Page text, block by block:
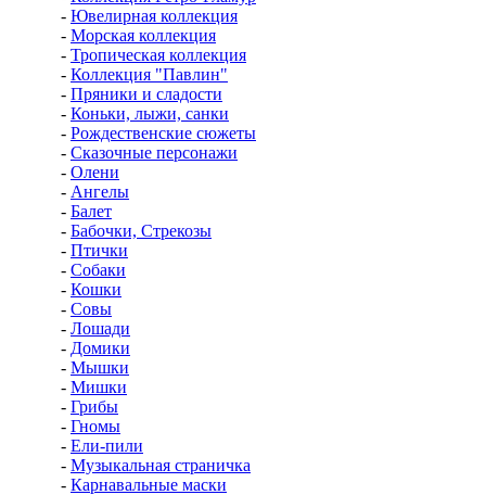
- Ювелирная коллекция
- Морская коллекция
- Тропическая коллекция
- Коллекция "Павлин"
- Пряники и сладости
- Коньки, лыжи, санки
- Рождественские сюжеты
- Сказочные персонажи
- Олени
- Ангелы
- Балет
- Бабочки, Стрекозы
- Птички
- Собаки
- Кошки
- Совы
- Лошади
- Домики
- Мышки
- Мишки
- Грибы
- Гномы
- Ели-пили
- Музыкальная страничка
- Карнавальные маски